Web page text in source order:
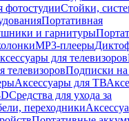
фотостудииСтойки,
Портативная
и гарнитуры
MP3-плееры
для телевизоров
телевизоровПодписки на
Аксессуары для ТВ
Средства для ухода за
переходники